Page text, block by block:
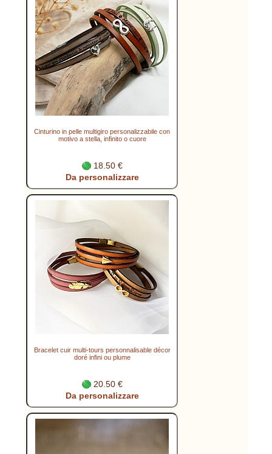
Cinturino in pelle multigiro personalizzabile con
motivo a stella, infinito o cuore
18.50 €
Da personalizzare
Bracelet cuir multi-tours personnalisable décor
doré infini ou plume
20.50 €
Da personalizzare